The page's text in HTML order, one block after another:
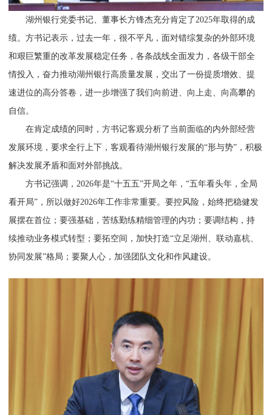
湖州银行党委书记、董事长方锋杰充分肯定了2025年取得的成
绩。方书记表示，过去一年，很不平凡，面对错综复杂的外部环境
和艰巨繁重的改革发展稳定任务，各条战线全面发力，各级干部全
情投入，奋力推动湖州银行高质量发展，交出了一份提质增效、提
速进位的高分答卷，进一步增强了我们向前进、向上走、向高攀的
自信。
在肯定成绩的同时，方书记客观分析了当前面临的内外部经营
发展环境，要求全行上下，客观看待湖州银行发展的“形与势”，积极
解决发展矛盾和面对外部挑战。
方书记强调，2026年是“十五五”开局之年，“五年看头年，全局
看开局”，所以做好2026年工作非常重要。要控风险，始终把稳健发
展摆在首位；要强基础，苦练勤练精细管理的内功；要调结构，持
续推动业务模式转型；要拓空间，加快打造“立足湖州、联动嘉杭、
协同发展”格局；要聚人心，加强团队文化和作风建设。